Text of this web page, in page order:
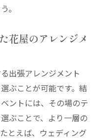
特化型アレンジメ
感あふれる出張アレ
した花屋のアレンジ
が選ぶ旬の花
アレンジメントの選
花屋のデザイン
。
花屋のアレンジメ
出張アレンジメント
ぶことが可能です。結
ントには、その場のテ
ぶことで、より一層の
とえば、ウェディング